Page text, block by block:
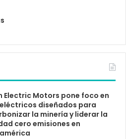
Electric Motors pone foco en
diseñados para
la minería y liderar la
cero emisiones en